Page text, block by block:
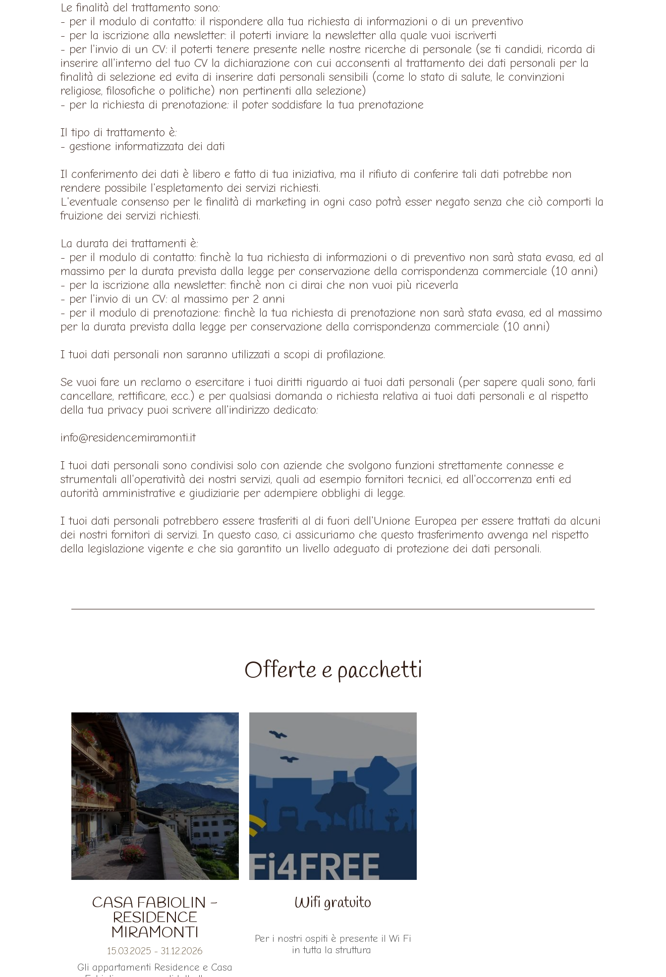
Le finalità del trattamento sono:
- per il modulo di contatto: il rispondere alla tua richiesta di informazioni o di un preventivo
- per la iscrizione alla newsletter: il poterti inviare la newsletter alla quale vuoi iscriverti
- per l'invio di un CV: il poterti tenere presente nelle nostre ricerche di personale (se ti candidi, ricorda di
inserire all'interno del tuo CV la dichiarazione con cui acconsenti al trattamento dei dati personali per la
finalità di selezione ed evita di inserire dati personali sensibili (come lo stato di salute, le convinzioni
religiose, filosofiche o politiche) non pertinenti alla selezione)
- per la richiesta di prenotazione: il poter soddisfare la tua prenotazione
Il tipo di trattamento è:
- gestione informatizzata dei dati
Il conferimento dei dati è libero e fatto di tua iniziativa, ma il rifiuto di conferire tali dati potrebbe non
rendere possibile l'espletamento dei servizi richiesti.
L'eventuale consenso per le finalità di marketing in ogni caso potrà esser negato senza che ciò comporti la
fruizione dei servizi richiesti.
La durata dei trattamenti è:
- per il modulo di contatto: finchè la tua richiesta di informazioni o di preventivo non sarà stata evasa, ed al
massimo per la durata prevista dalla legge per conservazione della corrispondenza commerciale (10 anni)
- per la iscrizione alla newsletter: finchè non ci dirai che non vuoi più riceverla
- per l'invio di un CV: al massimo per 2 anni
- per il modulo di prenotazione: finchè la tua richiesta di prenotazione non sarà stata evasa, ed al massimo
per la durata prevista dalla legge per conservazione della corrispondenza commerciale (10 anni)
I tuoi dati personali non saranno utilizzati a scopi di profilazione.
Se vuoi fare un reclamo o esercitare i tuoi diritti riguardo ai tuoi dati personali (per sapere quali sono, farli
cancellare, rettificare, ecc.) e per qualsiasi domanda o richiesta relativa ai tuoi dati personali e al rispetto
della tua privacy puoi scrivere all'indirizzo dedicato:
info@residencemiramonti.it
I tuoi dati personali sono condivisi solo con aziende che svolgono funzioni strettamente connesse e
strumentali all'operatività dei nostri servizi, quali ad esempio fornitori tecnici, ed all'occorrenza enti ed
autorità amministrative e giudiziarie per adempiere obblighi di legge.
I tuoi dati personali potrebbero essere trasferiti al di fuori dell'Unione Europea per essere trattati da alcuni
dei nostri fornitori di servizi. In questo caso, ci assicuriamo che questo trasferimento avvenga nel rispetto
della legislazione vigente e che sia garantito un livello adeguato di protezione dei dati personali.
Offerte e pacchetti
CASA FABIOLIN -
RESIDENCE
MIRAMONTI
15.03.2025 -31.12.2026
Gli appartamenti Residence e Casa
Wifi gratuito
Per i nostri ospiti è presente il Wi Fi
in tutta la struttura